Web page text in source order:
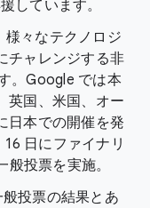
しています。
々なテクノロジ
チャレンジする非
。Google では本
英国、米国、オー
日本での開催を発
日にファイナリ
投票を実施。
投票の結果とあ